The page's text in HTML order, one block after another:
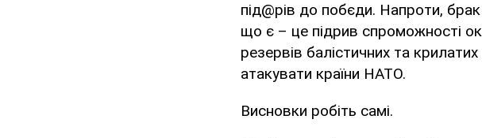
під@рів до побєди. Напроти,
що є – це підрив спроможності
резервів балістичних та
атакувати країни НАТО.
Висновки робіть самі.